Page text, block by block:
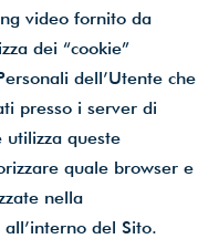
video fornito da
dei “cookie”
dell’Utente che
presso i server di
queste
quale browser e
nella
del Sito.